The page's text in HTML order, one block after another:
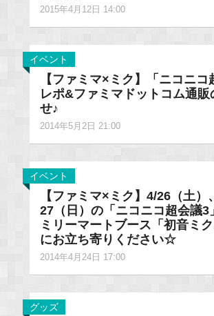
2015年4月12日 14:00
イベント
【ファミマ×ミク】「ニコニコ
レポ&ファミマドットコム通販
せ♪
2014年5月2日 21:00
イベント
【ファミマ×ミク】4/26（土）、
27（日）の「ニコニコ超会議3
ミリーマートブース「初音ミク
にお立ち寄りください☆
2014年4月24日 17:00
グッズ